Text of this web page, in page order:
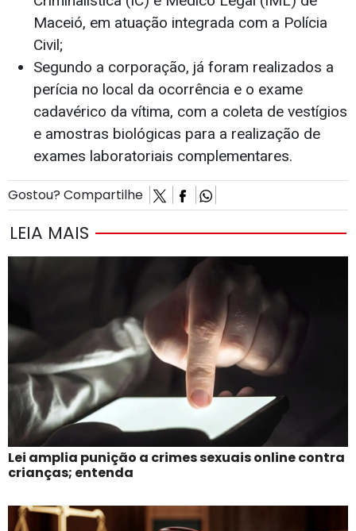
Maceió, em atuação integrada com a Polícia
Civil;
Segundo a corporação, já foram realizados a
perícia no local da ocorrência e o exame
cadavérico da vítima, com a coleta de vestígios
e amostras biológicas para a realização de
exames laboratoriais complementares.
Gostou? Compartilhe
LEIA MAIS
Lei amplia punição a crimes sexuais online contra
crianças; entenda